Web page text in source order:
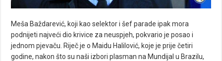
Meša Baždarević, koji kao selektor i šef parade ipak mora
podnijeti najveći dio krivice za neuspjeh, pokvario je posao i
jednom pjevaču. Riječ je o Maidu Halilović, koje je prije četiri
godine, nakon što su naši izbori plasman na Mundijal u Brazilu,